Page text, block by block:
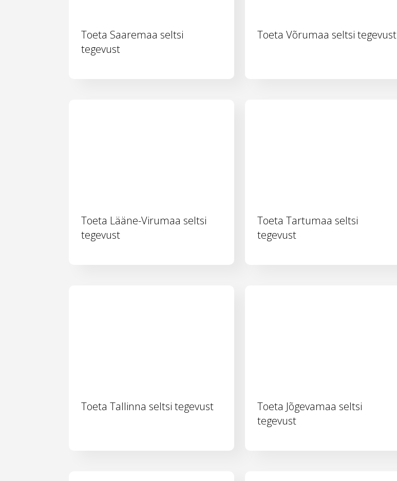
Toeta Saaremaa seltsi
tegevust
Toeta Võrumaa seltsi tegevust
Toeta Lääne-Virumaa seltsi
tegevust
Toeta Tartumaa seltsi
tegevust
Toeta Tallinna seltsi tegevust
Toeta Jõgevamaa seltsi
tegevust